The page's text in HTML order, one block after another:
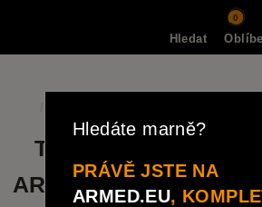
Hledat
0
TAKTICKÉ A
ARMÁDNÍ NOŽE A
Hledáte marně?
PRÁVĚ JSTE NA
ARMED.EU,